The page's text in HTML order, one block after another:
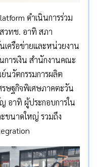
ดำเนินการร่วม
วทช. อาทิ สภา
เครือข่ายและหน่วยงาน
ารเงิน สำนักงานคณะ
นวัตกรรมการผลิต
รษฐกิจพิเศษภาคตะวัน
อาทิ ผู้ประกอบการใน
ขนาดใหญ่ รวมถึง